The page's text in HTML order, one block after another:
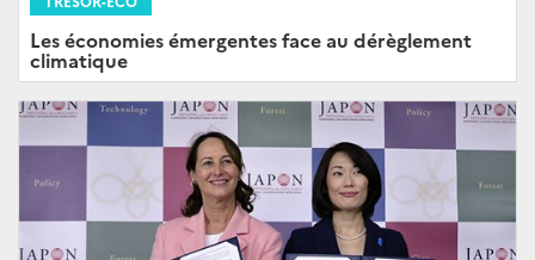
Les économies émergentes face au dérèglement
climatique